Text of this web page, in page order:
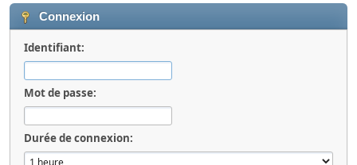
Connexion
Identifiant:
Mot de passe:
Durée de connexion: